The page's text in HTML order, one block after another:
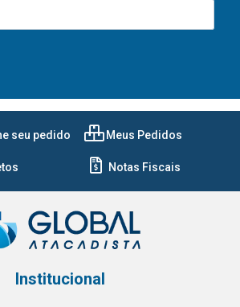
seu pedido Meus Pedidos
Notas Fiscais
Institucional